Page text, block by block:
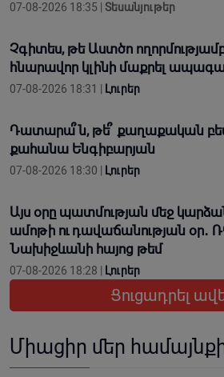
07-08-2026 18:35 | Տեսանյութեր
Չգիտես, թե Աստծո
հնարավոր կլինի մաքրել
07-08-2026 18:31 | Լուրեր
Դատարա՞ն, թե՞ քաղաքական
քահանա Ենգիբարյան
07-08-2026 18:30 | Լուրեր
Այս օրը պատմության մեջ
ամոթի ու դավաճանության օր․
Նախիջևանի հայոց թեմ
07-08-2026 18:28 | Լուրեր
Ցուցադրել
Միացիր մեր